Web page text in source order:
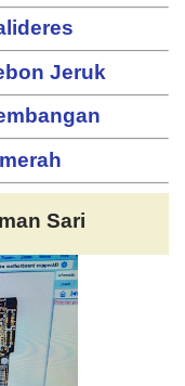
Jeruk
Sari